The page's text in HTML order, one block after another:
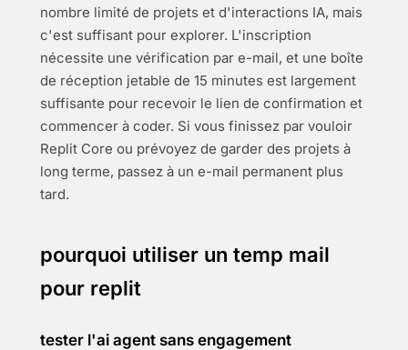
nombre limité de projets et d'interactions IA, mais
c'est suffisant pour explorer. L'inscription
nécessite une vérification par e-mail, et une boîte
de réception jetable de 15 minutes est largement
suffisante pour recevoir le lien de confirmation et
commencer à coder. Si vous finissez par vouloir
Replit Core ou prévoyez de garder des projets à
long terme, passez à un e-mail permanent plus
tard.
pourquoi utiliser un temp mail
pour replit
tester l'ai agent sans engagement